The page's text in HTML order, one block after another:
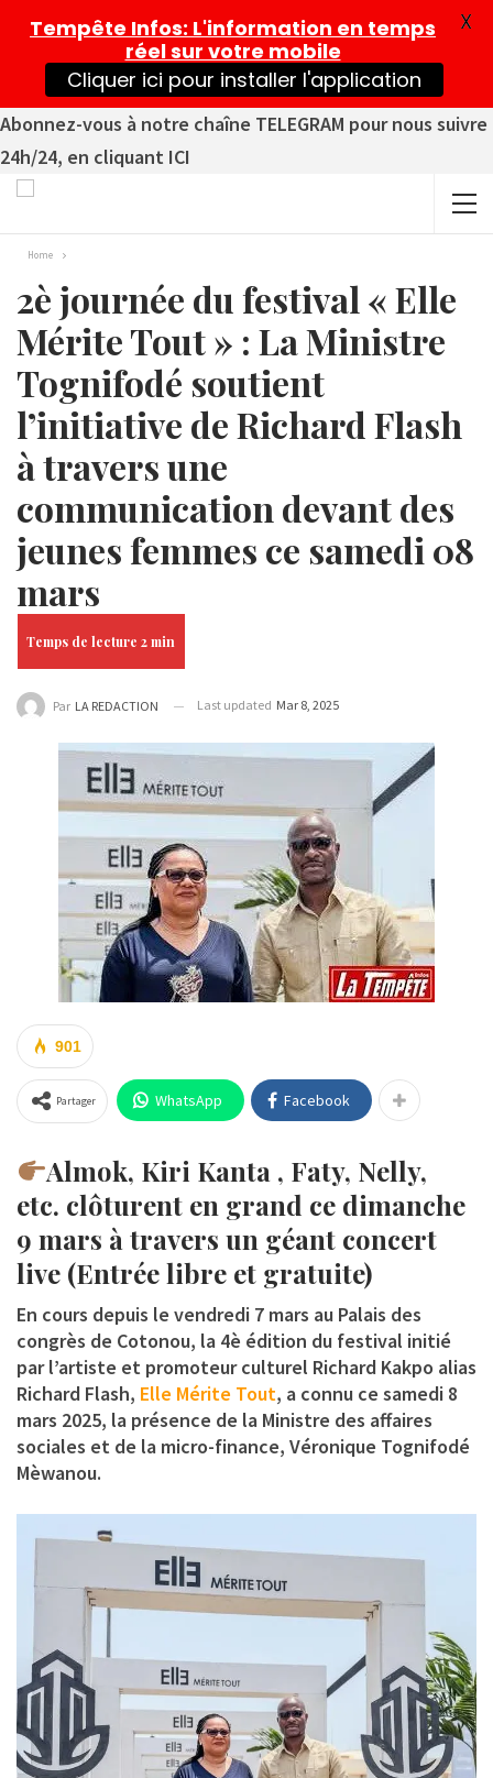
Abonnez-vous à notre chaîne TELEGRAM pour nous suivre
24h/24, en cliquant ICI
Home
2è journée du festival « Elle
Mérite Tout » : La Ministre
Tognifodé soutient
l’initiative de Richard Flash
à travers une
communication devant des
jeunes femmes ce samedi 08
mars
Par LA REDACTION Last updated Mar 8, 2025
901
Partager WhatsApp Facebook
Almok, Kiri Kanta , Faty, Nelly,
etc. clôturent en grand ce dimanche
9 mars à travers un géant concert
live (Entrée libre et gratuite)
En cours depuis le vendredi 7 mars au Palais des
congrès de Cotonou, la 4è édition du festival initié
par l’artiste et promoteur culturel Richard Kakpo alias
Richard Flash, Elle Mérite Tout, a connu ce samedi 8
mars 2025, la présence de la Ministre des affaires
sociales et de la micro-finance, Véronique Tognifodé
Mèwanou.
Tempête Infos: L'information en temps
réel sur votre mobile
Cliquer ici pour installer l'application
X